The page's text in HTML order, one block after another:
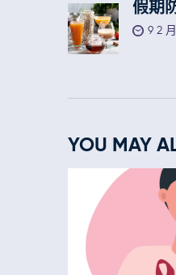
假期
9 2
YOU MAY